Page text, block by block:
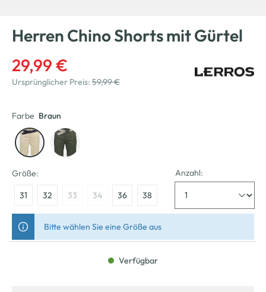
Herren Chino Shorts mit Gürtel
29,99 €
Ursprünglicher Preis: 59,99 €
Farbe Braun
Größe:
31 32 33 34 36 38
Anzahl:
Bitte wählen Sie eine Größe aus
Verfügbar